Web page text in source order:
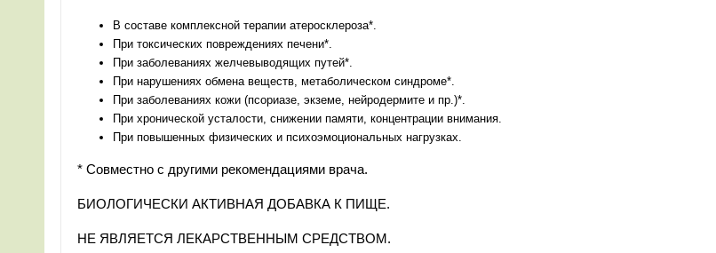
В составе комплексной терапии атеросклероза*.
При токсических повреждениях печени*.
При заболеваниях желчевыводящих путей*.
При нарушениях обмена веществ, метаболическом синдроме*.
При заболеваниях кожи (псориазе, экземе, нейродермите и пр.)*.
При хронической усталости, снижении памяти, концентрации внимания.
При повышенных физических и психоэмоциональных нагрузках.
* Совместно с другими рекомендациями врача.
БИОЛОГИЧЕСКИ АКТИВНАЯ ДОБАВКА К ПИЩЕ.
НЕ ЯВЛЯЕТСЯ ЛЕКАРСТВЕННЫМ СРЕДСТВОМ.